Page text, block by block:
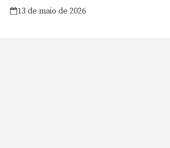
13 de maio de 2026